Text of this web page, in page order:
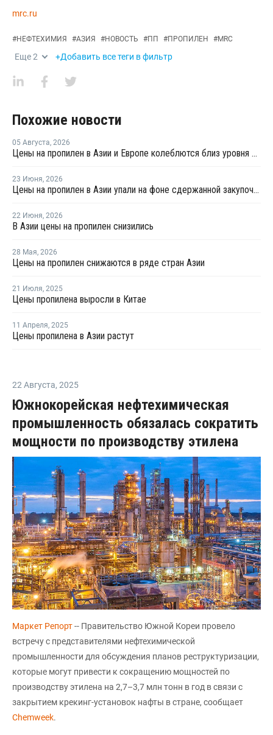
mrc.ru
#НЕФТЕХИМИЯ #АЗИЯ #НОВОСТЬ #ПП #ПРОПИЛЕН #MRC
Еще2 +Добавить все теги в фильтр
Похожие новости
05 Августа, 2026
Цены на пропилен в Азии и Европе колеблются близ уровня в USD1000
23 Июня, 2026
Цены на пропилен в Азии упали на фоне сдержанной закупочной активности
22 Июня, 2026
В Азии цены на пропилен снизились
28 Мая, 2026
Цены на пропилен снижаются в ряде стран Азии
21 Июля, 2025
Цены пропилена выросли в Китае
11 Апреля, 2025
Цены пропилена в Азии растут
22 Августа, 2025
Южнокорейская нефтехимическая
промышленность обязалась сократить
мощности по производству этилена
Маркет Репорт-- Правительство Южной Кореи провело
встречу с представителями нефтехимической
промышленности для обсуждения планов реструктуризации,
которые могут привести к сокращению мощностей по
производству этилена на 2,7–3,7 млн тонн в год в связи с
закрытием крекинг-установок нафты в стране, сообщает
Chemweek.